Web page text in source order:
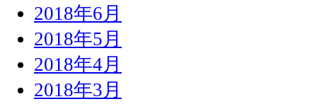
2018年6月
2018年5月
2018年4月
2018年3月